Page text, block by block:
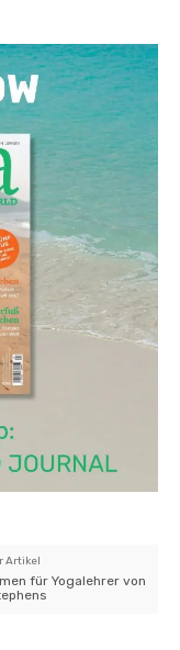
Artikel
für Yogalehrer von